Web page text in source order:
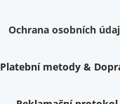
Ochrana osobních
Platební metody &